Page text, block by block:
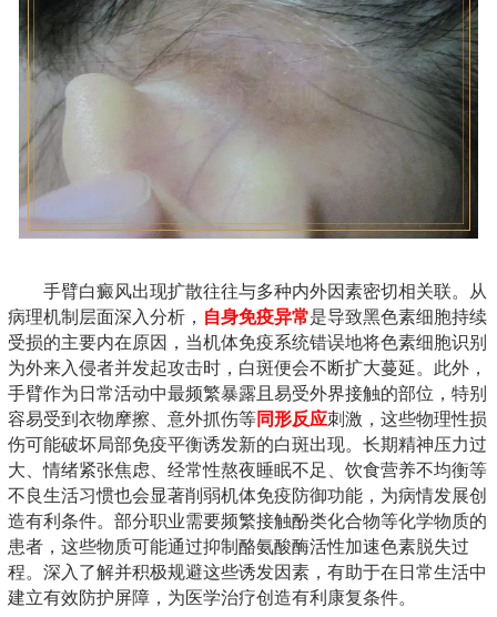
手臂白癜风出现扩散往往与多种内外因素密切相关联。从
病理机制层面深入分析， 自身免疫异常是导致黑色素细胞持续
受损的主要内在原因，当机体免疫系统错误地将色素细胞识别
为外来入侵者并发起攻击时，白斑便会不断扩大蔓延。此外，
手臂作为日常活动中最频繁暴露且易受外界接触的部位，特别
容易受到衣物摩擦、意外抓伤等同形反应刺激，这些物理性损
伤可能破坏局部免疫平衡诱发新的白斑出现。长期精神压力过
大、情绪紧张焦虑、经常性熬夜睡眠不足、饮食营养不均衡等
不良生活习惯也会显著削弱机体免疫防御功能，为病情发展创
造有利条件。部分职业需要频繁接触酚类化合物等化学物质的
患者，这些物质可能通过抑制酪氨酸酶活性加速色素脱失过
程。深入了解并积极规避这些诱发因素，有助于在日常生活中
建立有效防护屏障，为医学治疗创造有利康复条件。